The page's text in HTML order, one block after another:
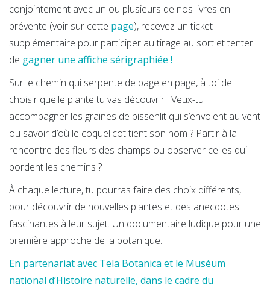
conjointement avec un ou plusieurs de nos livres en
prévente (voir sur cette page), recevez un ticket
supplémentaire pour participer au tirage au sort et tenter
de gagner une affiche sérigraphiée !
Sur le chemin qui serpente de page en page, à toi de
choisir quelle plante tu vas découvrir ! Veux-tu
accompagner les graines de pissenlit qui s’envolent au vent
ou savoir d’où le coquelicot tient son nom ? Partir à la
rencontre des fleurs des champs ou observer celles qui
bordent les chemins ?
À chaque lecture, tu pourras faire des choix différents,
pour découvrir de nouvelles plantes et des anecdotes
fascinantes à leur sujet. Un documentaire ludique pour une
première approche de la botanique.
En partenariat avec Tela Botanica et le Muséum
national d’Histoire naturelle, dans le cadre du